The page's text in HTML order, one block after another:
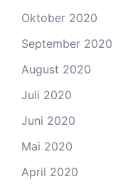
Oktober 2020
September 2020
August 2020
Juli 2020
Juni 2020
Mai 2020
April 2020